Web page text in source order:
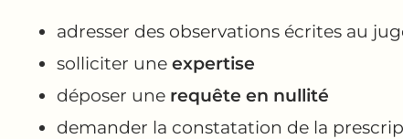
adresser des observations écrites au
solliciter une expertise
déposer une requête en nullité
demander la constatation de la